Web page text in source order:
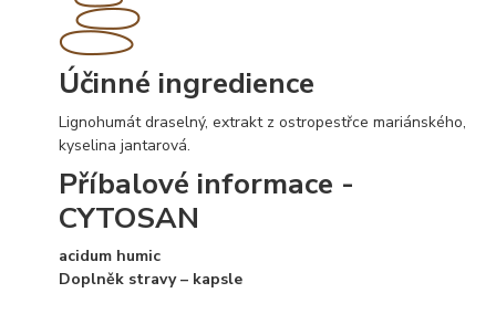
Účinné ingredience
Lignohumát draselný, extrakt z ostropestřce mariánského,
kyselina jantarová.
Příbalové informace -
CYTOSAN
acidum humic
Doplněk stravy – kapsle